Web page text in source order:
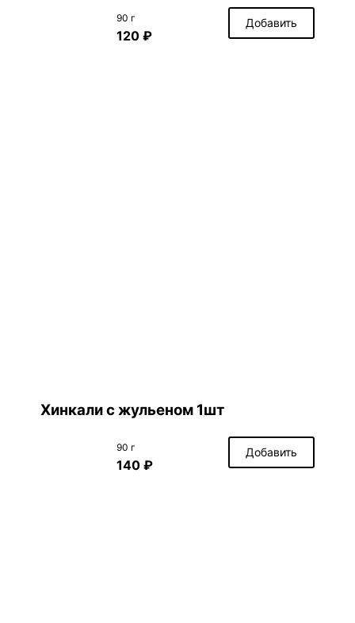
90 г
120 ₽
Добавить
Хинкали с жульеном 1шт
90 г
140 ₽
Добавить